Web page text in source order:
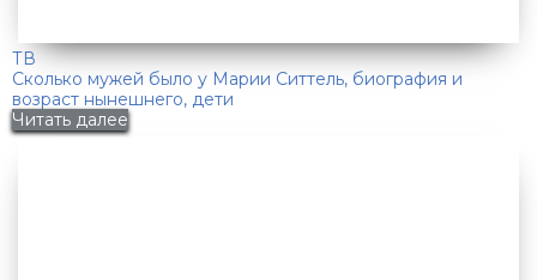
ТВ
Сколько мужей было у Марии Ситтель, биография и
возраст нынешнего, дети
Читать далее